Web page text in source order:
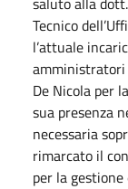
Tecnico
l’attuale
amministratori
De Nicola per
sua presenza
necessaria
rimarcato il
per la